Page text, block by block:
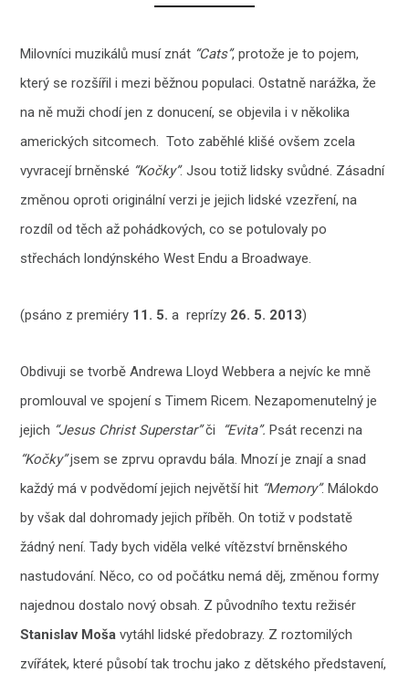
Milovníci muzikálů musí znát “Cats”, protože je to pojem,
který se rozšířil i mezi běžnou populaci. Ostatně narážka, že
na ně muži chodí jen z donucení, se objevila i v několika
amerických sitcomech. Toto zaběhlé klišé ovšem zcela
vyvracejí brněnské “Kočky”. Jsou totiž lidsky svůdné. Zásadní
změnou oproti originální verzi je jejich lidské vzezření, na
rozdíl od těch až pohádkových, co se potulovaly po
střechách londýnského West Endu a Broadwaye.
(psáno z premiéry 11. 5. a reprízy 26. 5. 2013)
Obdivuji se tvorbě Andrewa Lloyd Webbera a nejvíc ke mně
promlouval ve spojení s Timem Ricem. Nezapomenutelný je
jejich “Jesus Christ Superstar”či “Evita”. Psát recenzi na
“Kočky”jsem se zprvu opravdu bála. Mnozí je znají a snad
každý má v podvědomí jejich největší hit “Memory”. Málokdo
by však dal dohromady jejich příběh. On totiž v podstatě
žádný není. Tady bych viděla velké vítězství brněnského
nastudování. Něco, co od počátku nemá děj, změnou formy
najednou dostalo nový obsah. Z původního textu režisér
Stanislav Moša vytáhl lidské předobrazy. Z roztomilých
zvířátek, které působí tak trochu jako z dětského představení,